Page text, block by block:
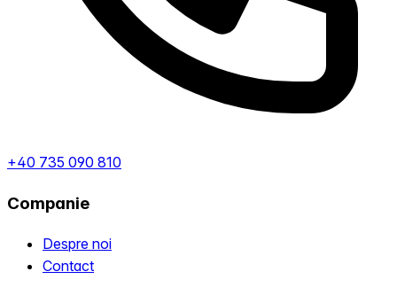
+40 735 090 810
Companie
Despre noi
Contact